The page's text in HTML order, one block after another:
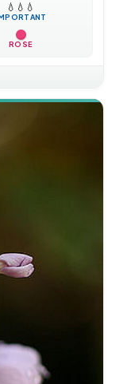
💧 💧 💧
ROSE